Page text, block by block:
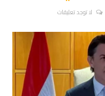
لا توجد تعليقات